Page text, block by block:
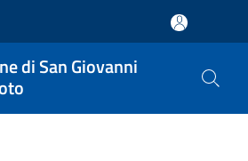
di San Giovanni